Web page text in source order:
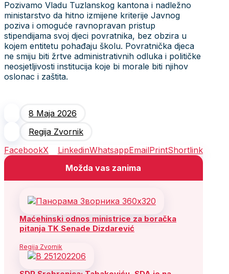
Pozivamo Vladu Tuzlanskog kantona i nadležno
ministarstvo da hitno izmijene kriterije Javnog
poziva i omoguće ravnopravan pristup
stipendijama svoj djeci povratnika, bez obzira u
kojem entitetu pohađaju školu. Povratnička djeca
ne smiju biti žrtve administrativnih odluka i političke
neosjetljivosti institucija koje bi morale biti njihov
oslonac i zaštita.
8 Maja 2026
Regija Zvornik
FacebookX LinkedinWhatsappEmailPrintShortlink
Možda vas zanima
Maćehinski odnos ministrice za boračka
pitanja TK Senade Dizdarević
Regija Zvornik